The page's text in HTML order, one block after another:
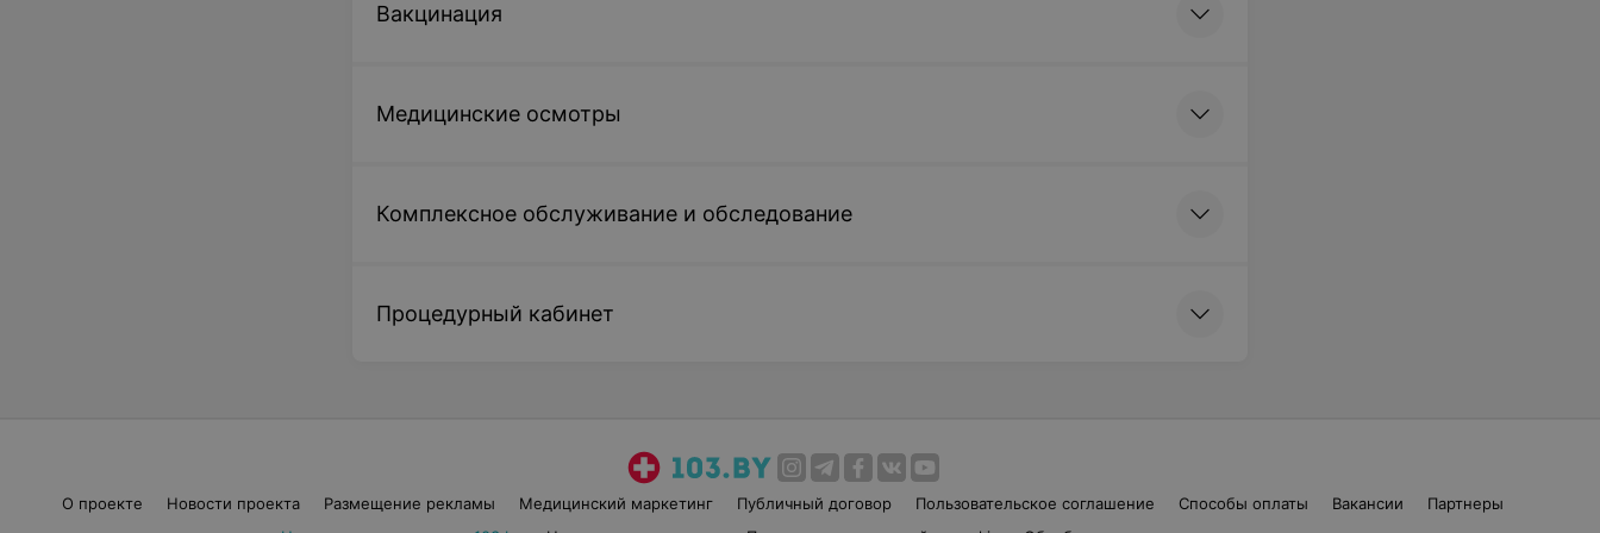
Вакцинация
Медицинские осмотры
Комплексное обслуживание и обследование
Процедурный кабинет
О проекте Новости проекта Размещение рекламы Медицинский маркетинг Публичный договор Пользовательское соглашение Способы оплаты Вакансии
Партнеры